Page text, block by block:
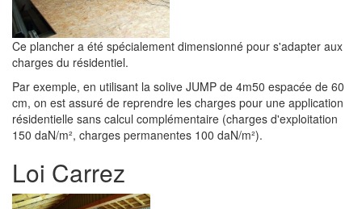
Ce plancher a été spécialement dimensionné pour s'adapter aux
charges du résidentiel.
Par exemple, en utilisant la solive JUMP de 4m50 espacée de 60
cm, on est assuré de reprendre les charges pour une application
résidentielle sans calcul complémentaire (charges d'exploitation
150 daN/m², charges permanentes 100 daN/m²).
Loi Carrez